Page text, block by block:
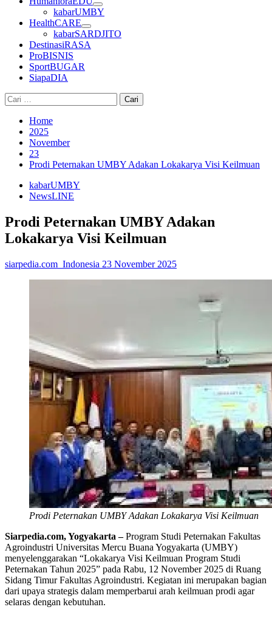
kabarUMBY
HealthCARE
kabarSARDJITO
DestinasiRASA
ProBISNIS
SportBUGAR
SiapaDIA
Cari
untuk:
Home
2025
November
23
Prodi Peternakan UMBY Adakan Lokakarya Visi Keilmuan
kabarUMBY
NewsLINE
Prodi Peternakan UMBY Adakan
Lokakarya Visi Keilmuan
siarpedia.com_Indonesia 23 November 2025
Prodi Peternakan UMBY Adakan Lokakarya Visi Keilmuan
Siarpedia.com, Yogyakarta –Program Studi Peternakan Fakultas
Agroindustri Universitas Mercu Buana Yogyakarta (UMBY)
menyelenggarakan “Lokakarya Visi Keilmuan Program Studi
Peternakan Tahun 2025” pada Rabu, 12 November 2025 di Ruang
Sidang Timur Fakultas Agroindustri. Kegiatan ini merupakan bagian
dari upaya strategis dalam memperbarui arah keilmuan prodi agar
selaras dengan kebutuhan.